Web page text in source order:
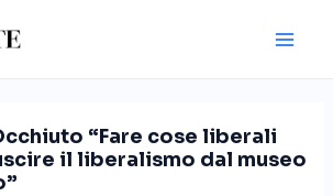
“Fare cose liberali
il liberalismo dal museo